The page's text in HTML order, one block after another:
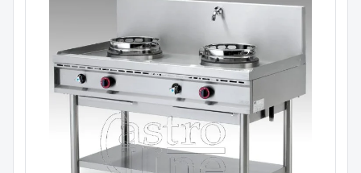
WOK kokebord 2 bluss
Kjølevann overløpssystem
NGER13-70 – 26,0 kW